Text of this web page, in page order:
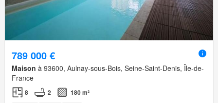
789 000 €
Maison à 93600, Aulnay-sous-Bois, Seine-Saint-Denis, Île-de-
France
8 2 180 m²